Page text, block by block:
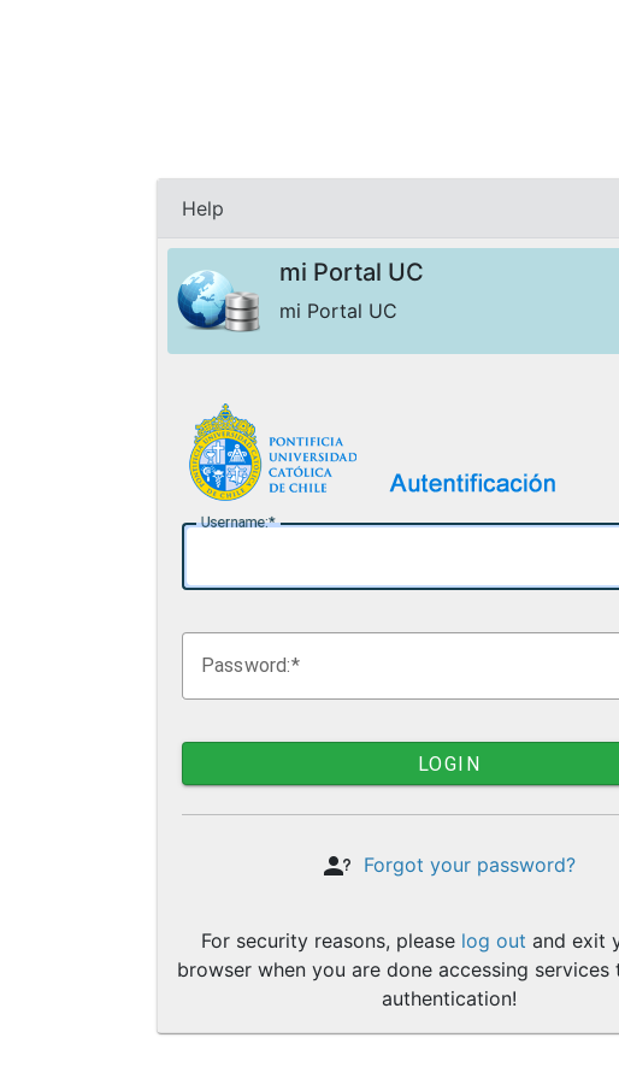
Help
mi Portal UC
mi Portal UC
Username:
Password:
LOGIN
Forgot your password?
For security reasons, please log out and exit
browser when you are done accessing services
authentication!